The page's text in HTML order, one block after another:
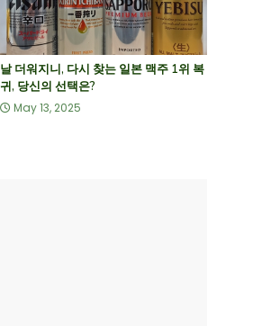
날 더워지니, 다시 찾는 일본 맥주 1위 복
귀, 당신의 선택은?
May 13, 2025